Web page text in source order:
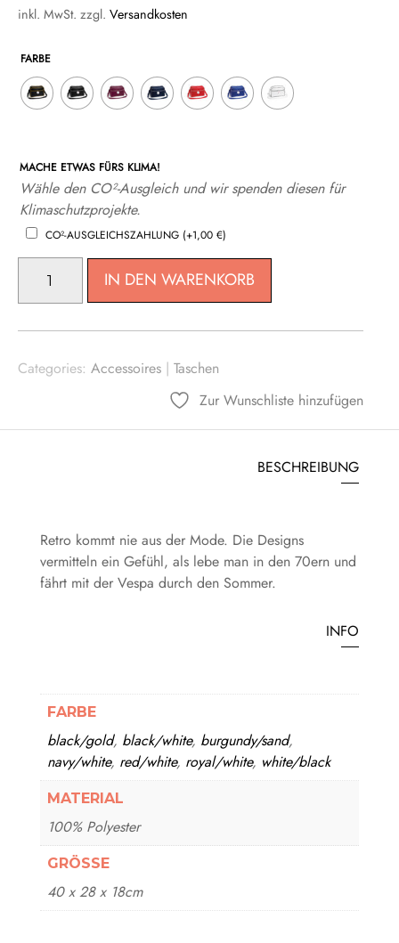
inkl. MwSt. zzgl. Versandkosten
FARBE
MACHE ETWAS FÜRS KLIMA!
Wähle den CO²-Ausgleich und wir spenden diesen für
Klimaschutzprojekte.
CO²-AUSGLEICHSZAHLUNG (+1,00 €)
SHOULDER
MENGE
IN DEN WARENKORB
Categories: Accessoires | Taschen
Zur Wunschliste hinzufügen
BESCHREIBUNG
Retro kommt nie aus der Mode. Die Designs
vermitteln ein Gefühl, als lebe man in den 70ern und
fährt mit der Vespa durch den Sommer.
INFO
FARBE
black/gold, black/white, burgundy/sand,
navy/white, red/white, royal/white, white/black
MATERIAL
100% Polyester
GRÖSSE
40 x 28 x 18cm